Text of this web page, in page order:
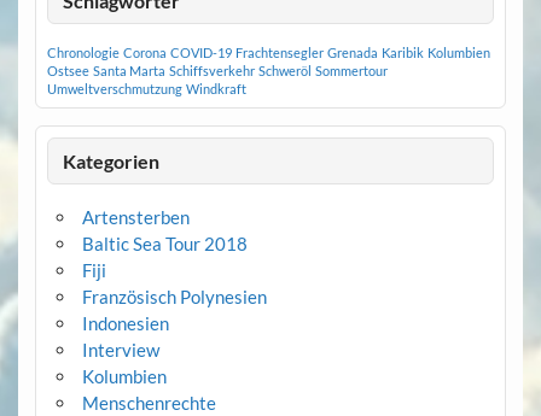
Chronologie Corona COVID-19 Frachtensegler Grenada Karibik Kolumbien
Ostsee Santa Marta Schiffsverkehr Schweröl Sommertour
Umweltverschmutzung Windkraft
Kategorien
Artensterben
Baltic Sea Tour 2018
Fiji
Französisch Polynesien
Indonesien
Interview
Kolumbien
Menschenrechte